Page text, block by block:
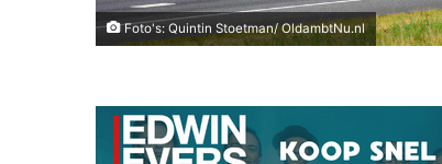
Foto's: Quintin Stoetman/ OldambtNu.nl